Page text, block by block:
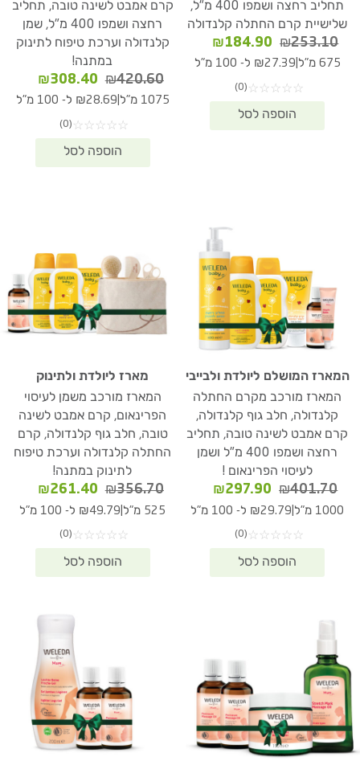
תחליב רחצה ושמפו 400 מ"ל,
שלישיית קרם החתלה קלנדולה
₪253.10
המחיר
המקורי
₪253.10.
₪184.90
המחיר
הנוכחי
₪184.90.
675 מ"ל ₪27.39 ל- 100 מ"ל
☆
☆
☆
☆
☆
(0)
קרם אמבט לשינה טובה, תחליב
רחצה ושמפו 400 מ"ל, שמן
קלנדולה וערכת טיפוח לתינוק
במתנה!
₪420.60
המחיר
המקורי
₪420.60.
₪308.40
הנוכחי
1075 מ"ל ₪28.69 ל- 100 מ"ל
☆
☆
☆
☆
☆
(0)
המארז המושלם ליולדת ולבייבי
המארז מורכב מקרם החתלה
קלנדולה, חלב גוף קלנדולה,
קרם אמבט לשינה טובה, תחליב
רחצה ושמפו 400 מ"ל ושמן
לעיסוי הפרינאום !
₪401.70
המחיר
המקורי
₪401.70.
₪297.90
המחיר
הנוכחי
1000 מ"ל ₪29.79 ל- 100 מ"ל
☆
☆
☆
☆
☆
(0)
מארז ליולדת ולתינוק
המארז מורכב משמן לעיסוי
הפרינאום, קרם אמבט לשינה
טובה, חלב גוף קלנדולה, קרם
החתלה קלנדולה וערכת טיפוח
לתינוק במתנה!
₪356.70
המחיר
המקורי
₪356.70.
₪261.40
הנוכחי
525 מ"ל ₪49.79 ל- 100 מ"ל
☆
☆
☆
☆
☆
(0)